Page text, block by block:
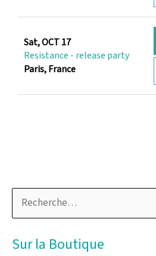
e
c
Sur la Boutique
Sat, OCT 17
Resistance - release party
Paris, France